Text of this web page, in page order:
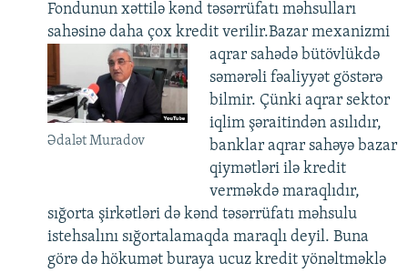
Fondunun xəttilə kənd təsərrüfatı məhsulları
sahəsinə daha çox kredit verilir.
Ədalət Muradov
​Bazar mexanizmi
aqrar sahədə bütövlükdə
səmərəli fəaliyyət göstərə
bilmir. Çünki aqrar sektor
iqlim şəraitindən asılıdır,
banklar aqrar sahəyə bazar
qiymətləri ilə kredit
verməkdə maraqlıdır,
sığorta şirkətləri də kənd təsərrüfatı məhsulu
istehsalını sığortalamaqda maraqlı deyil. Buna
görə də hökumət buraya ucuz kredit yönəltməklə